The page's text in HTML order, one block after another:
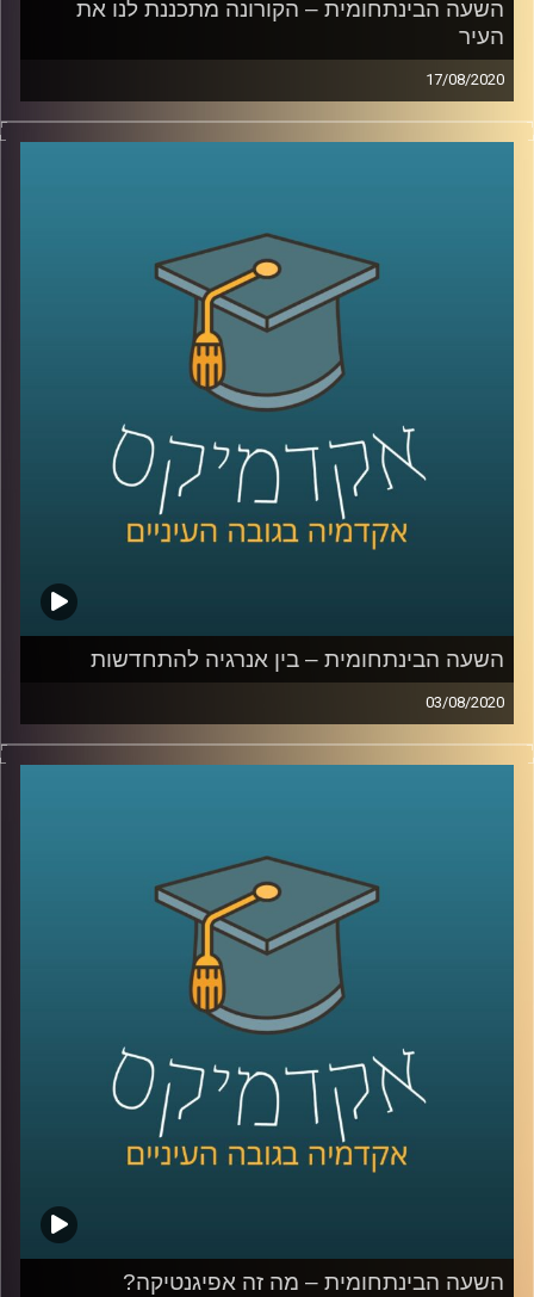
השעה הבינתחומית – הקורונה מתכננת לנו את
העיר
17/08/2020
הקורונה מביאה איתה הרבה מאוד הזדמנויות
ד"ר רונית דבידוביץ – מרטון, בעלת סטודיו
לתכנון עירוני ואדריכלות תסביר לנו בשעה
הקרובה כיצד הקורונה משפיעה על השימושים
שלנו בבתים, ובמרחב הציבורי מחוצה להם, על
ההתנהלות החדשה של עולם העבודה, הסרת
הגדרות ושיתוף הציבור
קרדיט תמונות:AudioVersity
השעה הבינתחומית – בין אנרגיה להתחדשות
03/08/2020
משק האנרגיה הוא אולי אחד הנושאים
ד"ר עמית מור, מנכ"ל חברת אקו-אנרג'י ייעוץ
כלכלי אסטרטגי, ומרצה בכיר באוניברסיטת
רייכמן, מומחה לנושאי כלכלה וגיאופוליטיקה
במשקי האנרגיה ואיכות הסביבה, הגיע לספר
לנו על השינויים והפיתוחים בתחום האנרגיה
המתחדשת, ועל ההפתעות שעוד מחכות לנו
השעה הבינתחומית – מה זה אפיגנטיקה?